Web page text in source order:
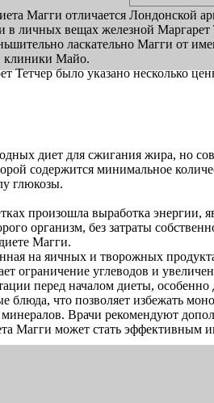
Магги отличается
личных вещах железной Маргарет
ласкательно Магги от
клиники Майо.
было указано несколько
диет для сжигания жира, но
содержится минимальное
глюкозы.
произошла выработка энергии,
организм, без затраты
Магги.
на яичных и творожных
ограничение углеводов и
перед началом диеты,
что позволяет избежать
Врачи рекомендуют
Магги может стать эффективным